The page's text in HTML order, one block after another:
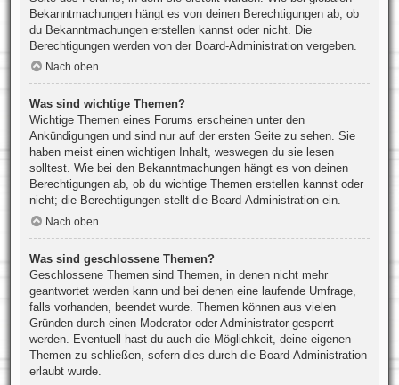
Bekanntmachungen hängt es von deinen Berechtigungen ab, ob
du Bekanntmachungen erstellen kannst oder nicht. Die
Berechtigungen werden von der Board-Administration vergeben.
Nach oben
Was sind wichtige Themen?
Wichtige Themen eines Forums erscheinen unter den
Ankündigungen und sind nur auf der ersten Seite zu sehen. Sie
haben meist einen wichtigen Inhalt, weswegen du sie lesen
solltest. Wie bei den Bekanntmachungen hängt es von deinen
Berechtigungen ab, ob du wichtige Themen erstellen kannst oder
nicht; die Berechtigungen stellt die Board-Administration ein.
Nach oben
Was sind geschlossene Themen?
Geschlossene Themen sind Themen, in denen nicht mehr
geantwortet werden kann und bei denen eine laufende Umfrage,
falls vorhanden, beendet wurde. Themen können aus vielen
Gründen durch einen Moderator oder Administrator gesperrt
werden. Eventuell hast du auch die Möglichkeit, deine eigenen
Themen zu schließen, sofern dies durch die Board-Administration
erlaubt wurde.